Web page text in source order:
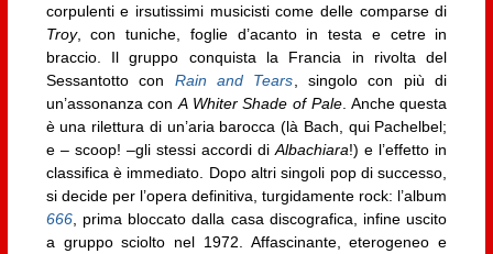
corpulenti e irsutissimi musicisti come delle comparse di
Troy, con tuniche, foglie d’acanto in testa e cetre in
braccio. Il gruppo conquista la Francia in rivolta del
Sessantotto con Rain and Tears , singolo con più di
un’assonanza conA Whiter Shade of Pale. Anche questa
è una rilettura di un’aria barocca (là Bach, qui Pachelbel;
e – scoop! –gli stessi accordi diAlbachiara!) e l’effetto in
classifica è immediato. Dopo altri singoli pop di successo,
si decide per l’opera definitiva, turgidamente rock: l’album
666, prima bloccato dalla casa discografica, infine uscito
a gruppo sciolto nel 1972. Affascinante, eterogeneo e